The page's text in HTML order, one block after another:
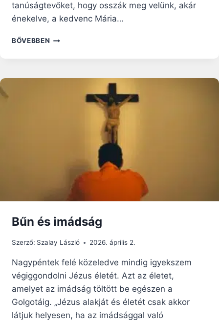
tanúságtevőket, hogy osszák meg velünk, akár
énekelve, a kedvenc Mária…
BŐVEBBEN KI
LETTÉL
TANÚSÁGTÉTELE
Bűn és imádság
Szerző: Szalay László 2026. április 2.
Nagypéntek felé közeledve mindig igyekszem
végiggondolni Jézus életét. Azt az életet,
amelyet az imádság töltött be egészen a
Golgotáig. „Jézus alakját és életét csak akkor
látjuk helyesen, ha az imádsággal való